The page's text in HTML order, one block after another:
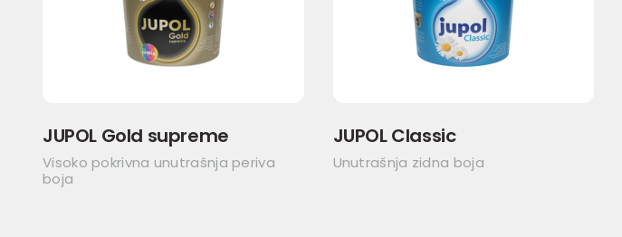
JUPOL Gold supreme
Visoko pokrivna unutrašnja periva
boja
JUPOL Classic
Unutrašnja zidna boja